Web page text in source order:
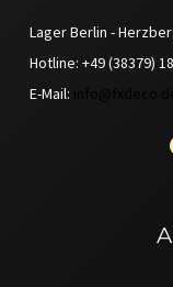
Lager Berlin -
Hotline: +49 (38379)
E-Mail: